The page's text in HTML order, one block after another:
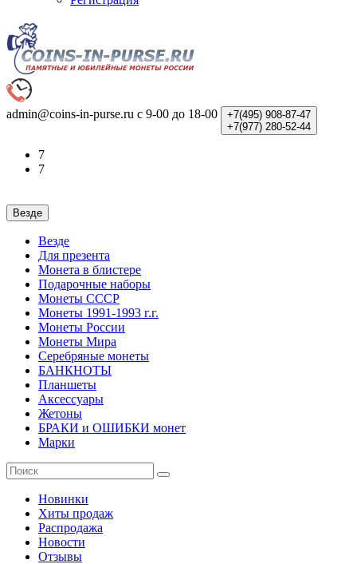
admin@coins-in-purse.ru с 9-00 до 18-00 +7(495) 908-87-47
+7(977) 280-52-44
7
7
Везде
Везде
Для презента
Монета в блистере
Подарочные наборы
Монеты СССР
Монеты 1991-1993 г.г.
Монеты России
Монеты Мира
Серебряные монеты
БАНКНОТЫ
Планшеты
Аксессуары
Жетоны
БРАКИ и ОШИБКИ монет
Марки
Новинки
Хиты продаж
Распродажа
Новости
Отзывы